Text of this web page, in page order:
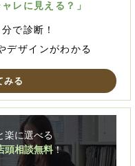
レに見える？」
で診断！
デザインがわかる
みる
楽に選べる
頭相談無料！